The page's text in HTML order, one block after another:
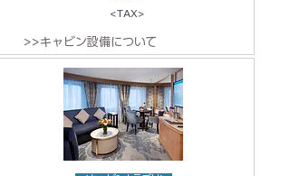
<TAX>
>>キャビン設備について